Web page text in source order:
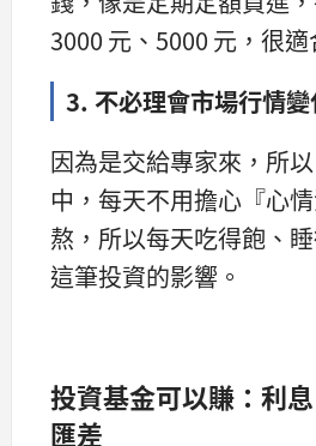
3000 元、5000 元，很適
3. 不必理會市場行情變
因為是交給專家來，所
中，每天不用擔心『心
熬，所以每天吃得飽、
這筆投資的影響。
投資基金可以賺：利
匯差